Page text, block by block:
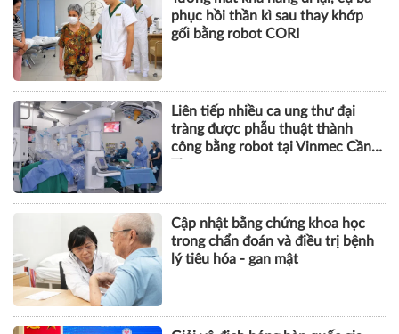
năm
SỨC KHỎE
Tưởng mất khả năng đi lại, cụ bà
phục hồi thần kì sau thay khớp
gối bằng robot CORI
Liên tiếp nhiều ca ung thư đại
tràng được phẫu thuật thành
công bằng robot tại Vinmec Cần